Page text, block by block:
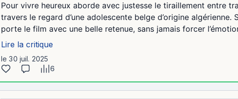
Pour vivre heureux aborde avec justesse le tiraillement entre
travers le regard d’une adolescente belge d’origine
porte le film avec une belle retenue, sans jamais forcer
Lire la critique
le 30 juil. 2025
6